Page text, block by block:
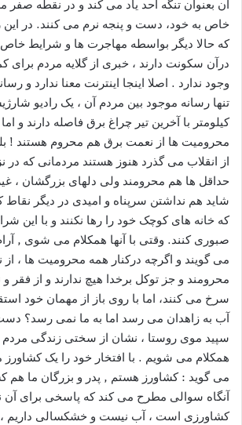
آن بعنوان تنگه احد یاد می کند و در نقطه
خاص به خود، دست و پنجه نرم می کنند. در
که حالا دیگر بواسطه مهاجرت ها و شرایط
درآن سکونت دارند ، خبری از گلایه مردم برای
وجود ندارد . اصلا اینجا اینترنت معنا ندارد و
تنها رسانه موجود بین مردم آن ، یک رادیو
کیلومتر با آخرین تیر چراغ برق فاصله دارند و
از انقلاب می گذرد هنوز هستند مردمانی که در
حداقل ها هم محرومند ولی دلهای بزرگشان ،
شاید هم نداشتن سرپناه و امیدی در دیگر
که خانه های کوچک خود را رها نکنند و با این
صبوری کنند. وقتی با آنها همکلام می شوی ,
می گویند و اگرچه درکنار همه محرومیت ها ،
محرومند و جز توکل برخدا هیچ ندارند و از فقر
سرخ می کنند، اما با روی باز از مهمان خود
آب به زاهدان می رسد اما به ما نمی رسد؟
سپید موی روستا ، نشان از سختی زندگی مردم
همکلام می شویم . با افتخار خود را یک
می گوید : کشاورز هستم , پدر و بزرگان ما هم
آنگاه سوالی مطرح می کند که پاسخی برای آن
کشاورزی است ، آب نیست و خشکسالی داریم ،